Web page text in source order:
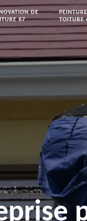
DE
67
TOITURE